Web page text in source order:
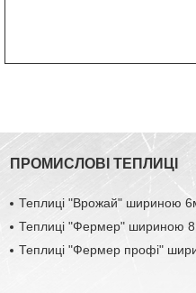
ПРОМИСЛОВІ ТЕПЛИЦІ
Теплиці "Врожай" шириною
Теплиці "Фермер" шириною
Теплиці "Фермер профі"